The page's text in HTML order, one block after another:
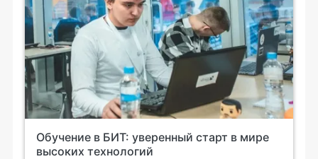
Обучение в БИТ: уверенный старт в мире
высоких технологий